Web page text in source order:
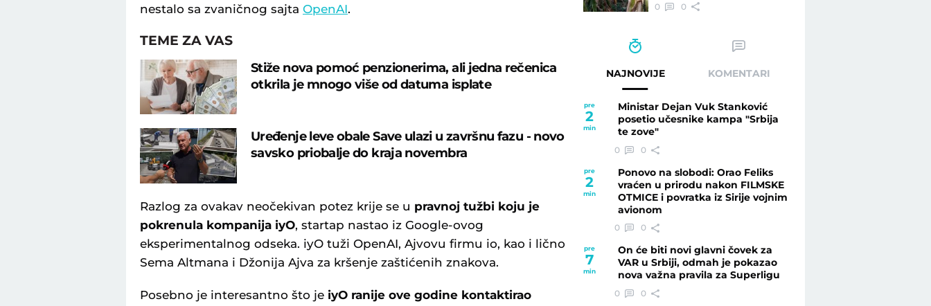
nestalo sa zvaničnog sajta OpenAI.
TEME ZA VAS
Stiže nova pomoć penzionerima, ali jedna rečenica
otkrila je mnogo više od datuma isplate
Uređenje leve obale Save ulazi u završnu fazu - novo
savsko priobalje do kraja novembra
Razlog za ovakav neočekivan potez krije se u pravnoj tužbi koju je
pokrenula kompanija iyO, startap nastao iz Google-ovog
eksperimentalnog odseka. iyO tuži OpenAI, Ajvovu firmu io, kao i lično
Sema Altmana i Džonija Ajva za kršenje zaštićenih znakova.
Posebno je interesantno što je iyO ranije ove godine kontaktirao
0
0
NAJNOVIJE KOMENTARI
pre
2
min
Ministar Dejan Vuk Stanković
posetio učesnike kampa "Srbija
te zove"
0 0
pre
2
min
Ponovo na slobodi: Orao Feliks
vraćen u prirodu nakon FILMSKE
OTMICE i povratka iz Sirije vojnim
avionom
0 0
pre
7
min
On će biti novi glavni čovek za
VAR u Srbiji, odmah je pokazao
nova važna pravila za Superligu
0 0